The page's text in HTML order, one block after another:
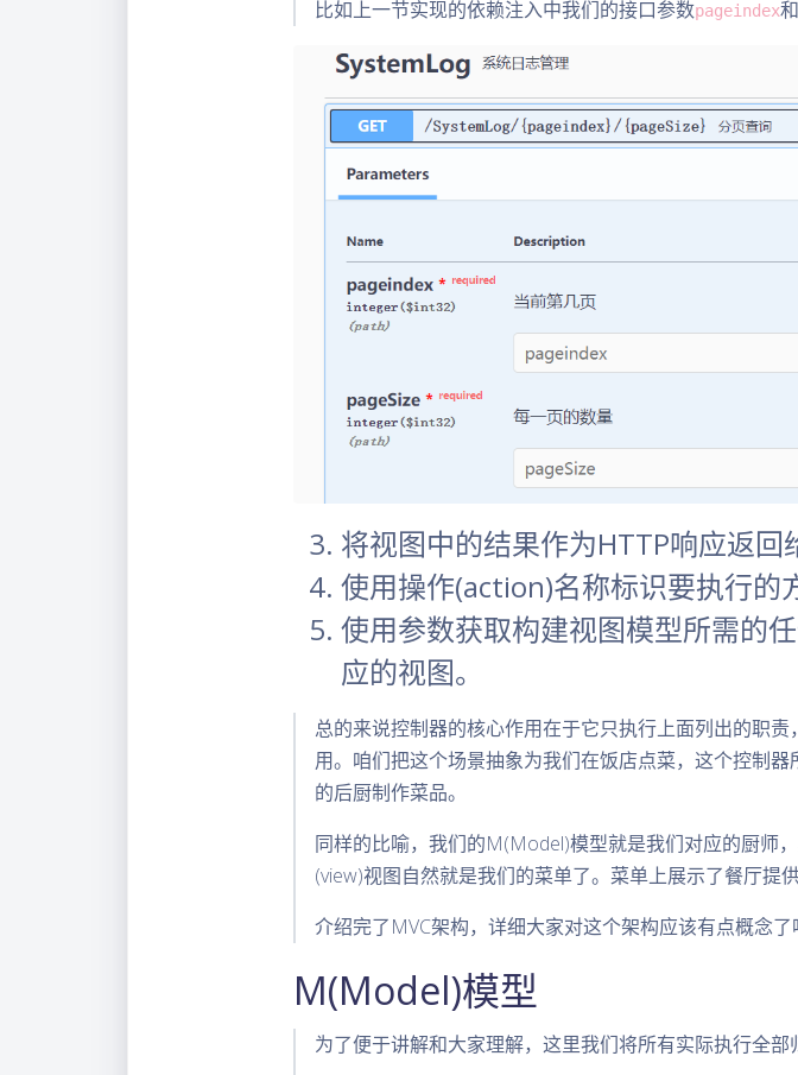
比如上一节实现的依赖注入中我们的接口参数pageindex和
将视图中的结果作为HTTP响应返回
使用操作(action)名称标识要执行的
使用参数获取构建视图模型所需的
应的视图。
总的来说控制器的核心作用在于它只执行上面列出的职
用。咱们把这个场景抽象为我们在饭店点菜，这个控制器
的后厨制作菜品。
同样的比喻，我们的M(Model)模型就是我们对应的厨师
(view)视图自然就是我们的菜单了。菜单上展示了餐厅提
介绍完了MVC架构，详细大家对这个架构应该有点概念
M(Model)模型
为了便于讲解和大家理解，这里我们将所有实际执行全部